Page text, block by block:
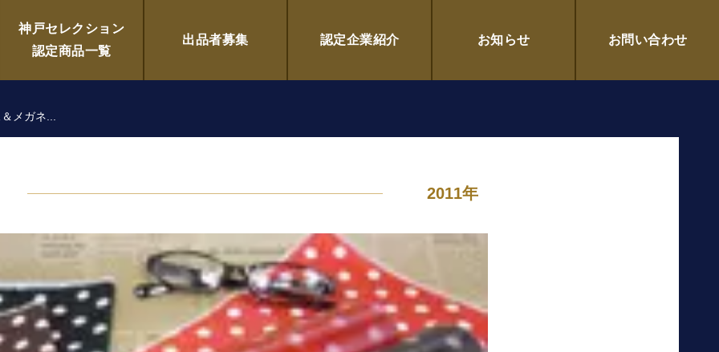
眼鏡)ケース＆メガネ拭き3点セット／アクセサリー シェ
神戸セレクション
認定商品一覧
出品者募集 認定企業紹介 お知らせ お問い合わせ
メガネ...
2011年